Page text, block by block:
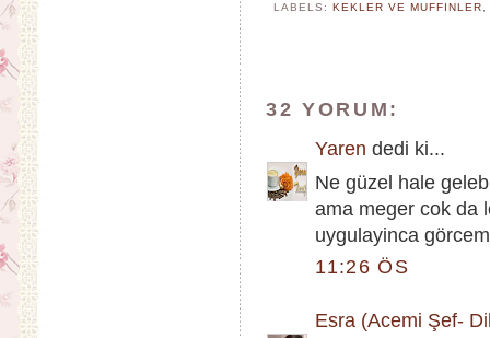
LABELS:KEKLER VE MUFFINLER
32 YORUM:
Yaren dedi ki...
Ne güzel hale
ama meger cok da
uygulayinca
11:26 ÖS
Esra (Acemi Şef-